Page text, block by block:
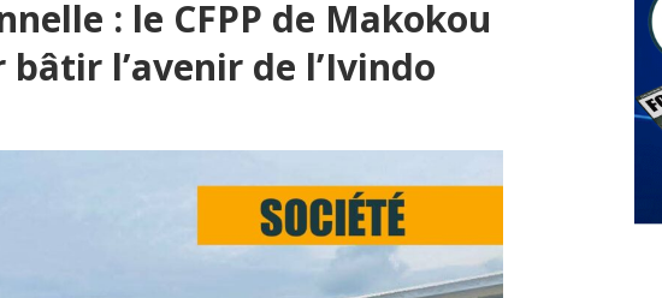
: le CFPP de Makokou
l’avenir de l’Ivindo